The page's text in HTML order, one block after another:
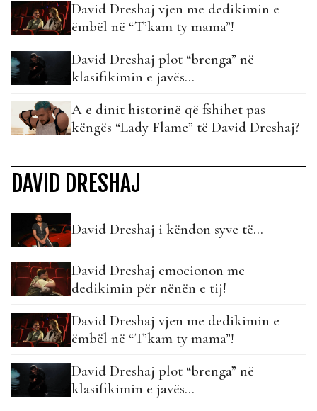
David Dreshaj vjen me dedikimin e
ëmbël në “T’kam ty mama”!
David Dreshaj plot “brenga” në
klasifikimin e javës…
A e dinit historinë që fshihet pas
këngës “Lady Flame” të David Dreshaj?
DAVID DRESHAJ
David Dreshaj i këndon syve të…
David Dreshaj emocionon me
dedikimin për nënën e tij!
David Dreshaj vjen me dedikimin e
ëmbël në “T’kam ty mama”!
David Dreshaj plot “brenga” në
klasifikimin e javës…